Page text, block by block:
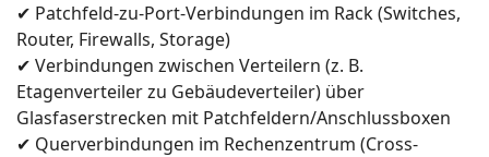
✔ Patchfeld-zu-Port-Verbindungen im Rack (Switches,
Router, Firewalls, Storage)
✔ Verbindungen zwischen Verteilern (z. B.
Etagenverteiler zu Gebäudeverteiler) über
Glasfaserstrecken mit Patchfeldern/Anschlussboxen
✔ Querverbindungen im Rechenzentrum (Cross-